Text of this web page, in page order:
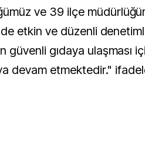
ve 39 ilçe
etkin ve düzenli
güvenli gıdaya ulaşması
devam etmektedir."